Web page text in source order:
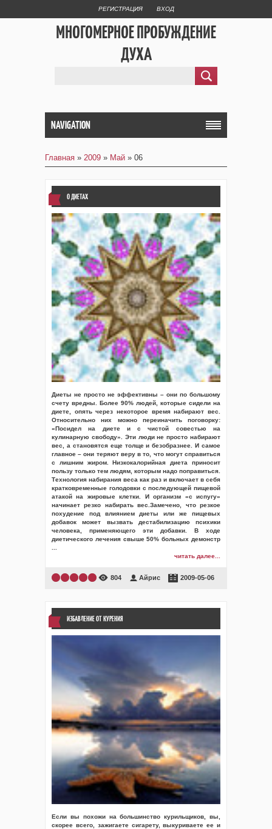
РЕГИСТРАЦИЯ ВХОД
МНОГОМЕРНОЕ ПРОБУЖДЕНИЕ
ДУХА
NAVIGATION
Главная » 2009 » Май » 06
О ДИЕТАХ
Диеты не просто не эффективны – они по большому
счету вредны. Более 90% людей, которые сидели на
диете, опять через некоторое время набирают вес.
Относительно них можно переиначить поговорку:
«Посидел на диете и с чистой совестью на
кулинарную свободу». Эти люди не просто набирают
вес, а становятся еще толще и безобразнее. И самое
главное – они теряют веру в то, что могут справиться
с лишним жиром. Низкокалорийная диета приносит
пользу только тем людям, которым надо поправиться.
Технология набирания веса как раз и включает в себя
кратковременные голодовки с последующей пищевой
атакой на жировые клетки. И организм «с испугу»
начинает резко набирать вес.Замечено, что резкое
похудение под влиянием диеты или же пищевых
добавок может вызвать дестабилизацию психики
человека, применяющего эти добавки. В ходе
диетического лечения свыше 50% больных демонстр
читать далее...
804 Айрис 2009-05-06
ИЗБАВЛЕНИЕ ОТ КУРЕНИЯ
Если вы похожи на большинство курильщиков, вы,
скорее всего, зажигаете сигарету, выкуриваете ее и